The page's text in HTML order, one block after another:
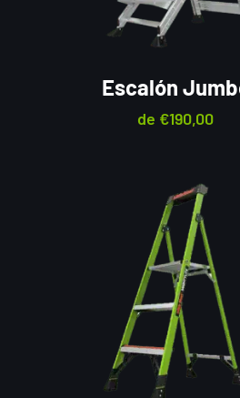
Escalón
de €190,00